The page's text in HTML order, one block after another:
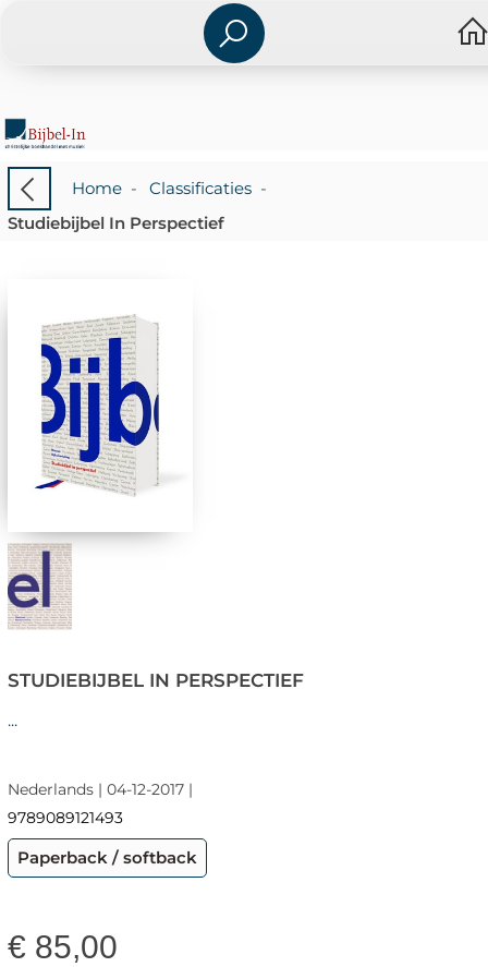
Home- Classificaties-
Studiebijbel In Perspectief
STUDIEBIJBEL IN PERSPECTIEF
...
Nederlands | 04-12-2017 |
9789089121493
Paperback / softback
€ 85,00